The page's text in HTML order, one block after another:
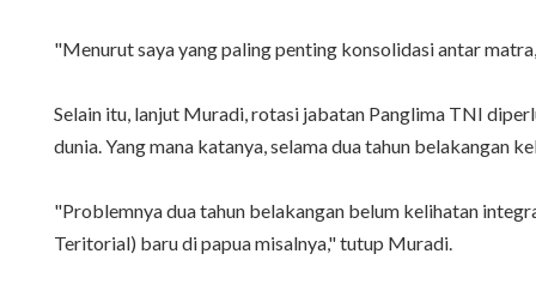
"Menurut saya yang paling penting konsolidasi antar
Selain itu, lanjut Muradi, rotasi jabatan Panglima TNI
dunia. Yang mana katanya, selama dua tahun belakangan
"Problemnya dua tahun belakangan belum kelihatan
Teritorial) baru di papua misalnya," tutup Muradi.